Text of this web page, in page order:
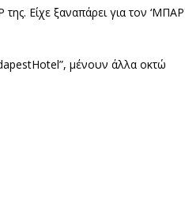
της. Είχε ξαναπάρει για τον
Hotel”, μένουν άλλα οκτώ